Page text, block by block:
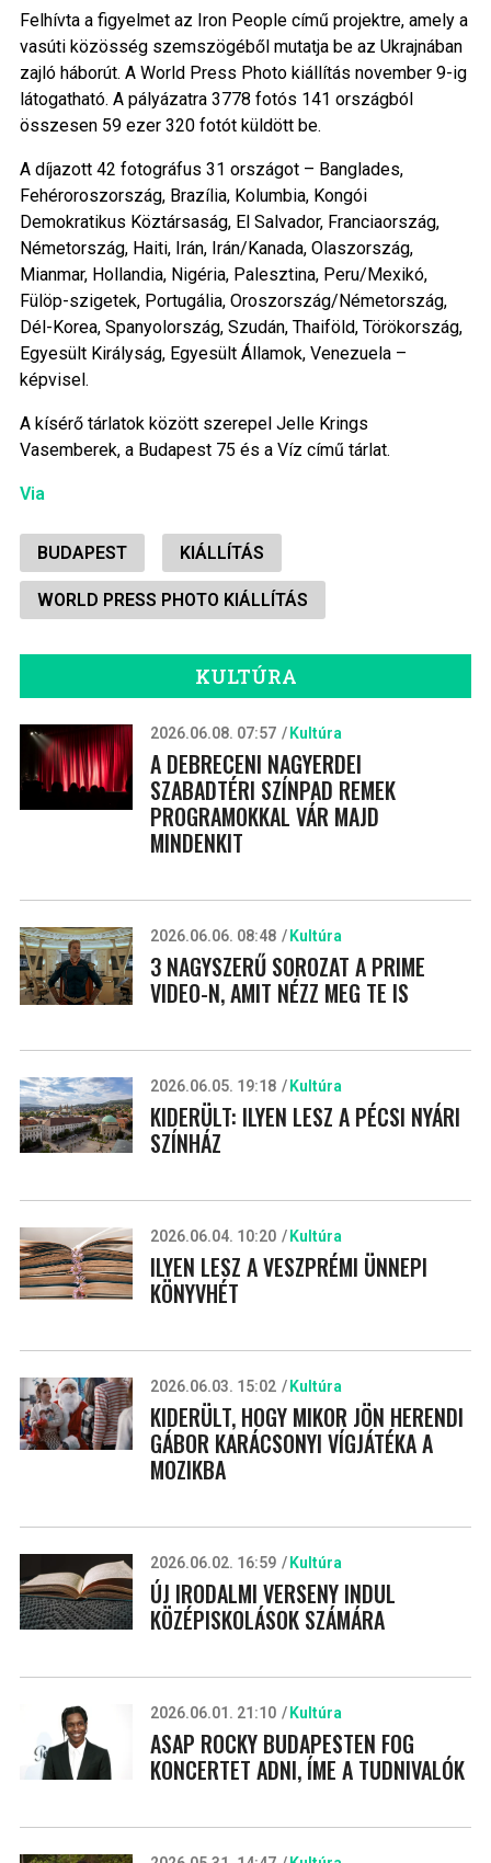
Felhívta a figyelmet az Iron People című projektre, amely a
vasúti közösség szemszögéből mutatja be az Ukrajnában
zajló háborút. A World Press Photo kiállítás november 9-ig
látogatható. A pályázatra 3778 fotós 141 országból
összesen 59 ezer 320 fotót küldött be.
A díjazott 42 fotográfus 31 országot – Banglades,
Fehéroroszország, Brazília, Kolumbia, Kongói
Demokratikus Köztársaság, El Salvador, Franciaország,
Németország, Haiti, Irán, Irán/Kanada, Olaszország,
Mianmar, Hollandia, Nigéria, Palesztina, Peru/Mexikó,
Fülöp-szigetek, Portugália, Oroszország/Németország,
Dél-Korea, Spanyolország, Szudán, Thaiföld, Törökország,
Egyesült Királyság, Egyesült Államok, Venezuela –
képvisel.
A kísérő tárlatok között szerepel Jelle Krings
Vasemberek, a Budapest 75 és a Víz című tárlat.
Via
BUDAPEST KIÁLLÍTÁS
WORLD PRESS PHOTO KIÁLLÍTÁS
KULTÚRA
2026.06.08. 07:57 Kultúra
A DEBRECENI NAGYERDEI
SZABADTÉRI SZÍNPAD REMEK
PROGRAMOKKAL VÁR MAJD
MINDENKIT
2026.06.06. 08:48 Kultúra
3 NAGYSZERŰ SOROZAT A PRIME
VIDEO-N, AMIT NÉZZ MEG TE IS
2026.06.05. 19:18 Kultúra
KIDERÜLT: ILYEN LESZ A PÉCSI NYÁRI
SZÍNHÁZ
2026.06.04. 10:20 Kultúra
ILYEN LESZ A VESZPRÉMI ÜNNEPI
KÖNYVHÉT
2026.06.03. 15:02 Kultúra
KIDERÜLT, HOGY MIKOR JÖN HERENDI
GÁBOR KARÁCSONYI VÍGJÁTÉKA A
MOZIKBA
2026.06.02. 16:59 Kultúra
ÚJ IRODALMI VERSENY INDUL
KÖZÉPISKOLÁSOK SZÁMÁRA
2026.06.01. 21:10 Kultúra
ASAP ROCKY BUDAPESTEN FOG
KONCERTET ADNI, ÍME A TUDNIVALÓK